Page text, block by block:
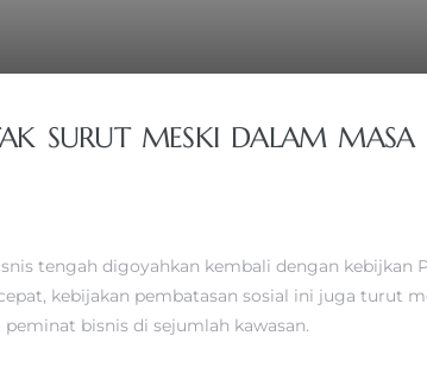
SURUT MESKI DALAM
tengah digoyahkan kembali dengan kebijkan
kebijakan pembatasan sosial ini juga turut
bisnis di sejumlah kawasan.